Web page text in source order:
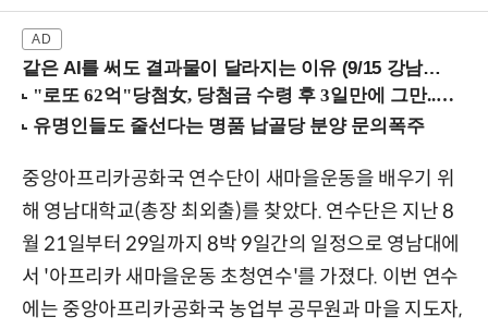
같은 AI를 써도 결과물이 달라지는 이유 (9/15 강남역)
중앙아프리카공화국 연수단이 새마을운동을 배우기 위
해 영남대학교(총장 최외출)를 찾았다. 연수단은 지난 8
월 21일부터 29일까지 8박 9일간의 일정으로 영남대에
서 '아프리카 새마을운동 초청연수'를 가졌다. 이번 연수
에는 중앙아프리카공화국 농업부 공무원과 마을 지도자,